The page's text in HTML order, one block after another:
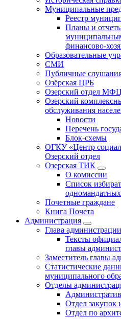
Муниципальные
Реестр
Планы и
финансово-
Образовательные
СМИ
Публичные
Озёрская ЦРБ
Озерский отдел МФЦ
Озерский
обслуживания
Новости
Перечень
Блок-схемы
ОГКУ «Центр
Озерский отдел
Озерская ТИК
О комиссии
Список
Почетные граждане
Книга Почета
Администрация
Глава администрации
Тексты
главы
Заместитель главы
Статистические
муниципального
Отделы
Отдел закупок
Отдел по